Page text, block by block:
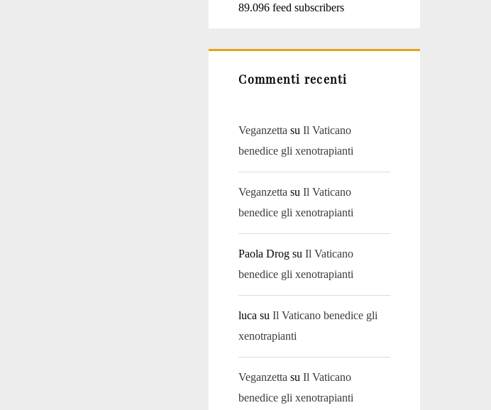
89.096 feed subscribers
Commenti recenti
Veganzetta suIl Vaticano
benedice gli xenotrapianti
Veganzetta suIl Vaticano
benedice gli xenotrapianti
Paola Drog suIl Vaticano
benedice gli xenotrapianti
luca suIl Vaticano benedice gli
xenotrapianti
Veganzetta suIl Vaticano
benedice gli xenotrapianti